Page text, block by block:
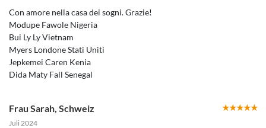
Con amore nella casa dei sogni. Grazie!
Modupe Fawole Nigeria
Bui Ly Ly Vietnam
Myers Londone Stati Uniti
Jepkemei Caren Kenia
Dida Maty Fall Senegal
Frau Sarah Schweiz
Juli 2024